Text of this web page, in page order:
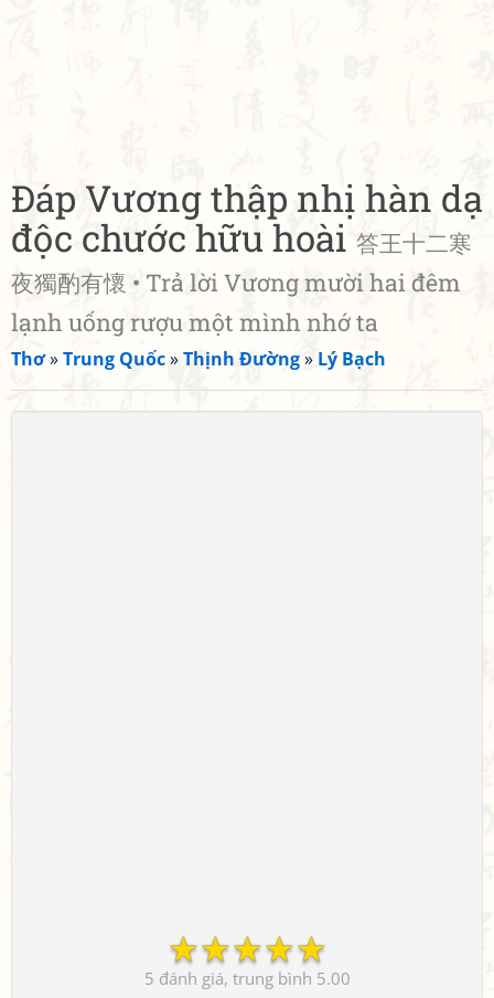
Đáp Vương thập nhị hàn dạ
độc chước hữu hoài 答王十二寒
夜獨酌有懷 • Trả lời Vương mười hai đêm
lạnh uống rượu một mình nhớ ta
Thơ»Trung Quốc»Thịnh Đường» Lý Bạch
☆
☆
☆
☆
☆
5 5.00